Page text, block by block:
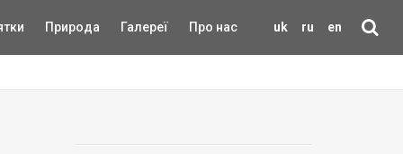
uk ru en
Природа Галереї Про нас